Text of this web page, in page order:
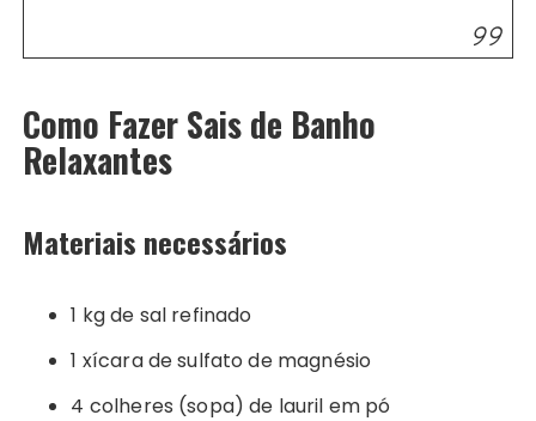
Como Fazer Sais de Banho
Relaxantes
Materiais necessários
1 kg de sal refinado
1 xícara de sulfato de magnésio
4 colheres (sopa) de lauril em pó